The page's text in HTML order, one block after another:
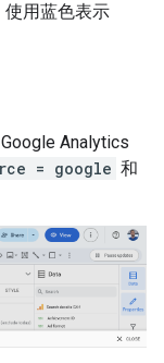
使用蓝色表示
Analytics
= google 和